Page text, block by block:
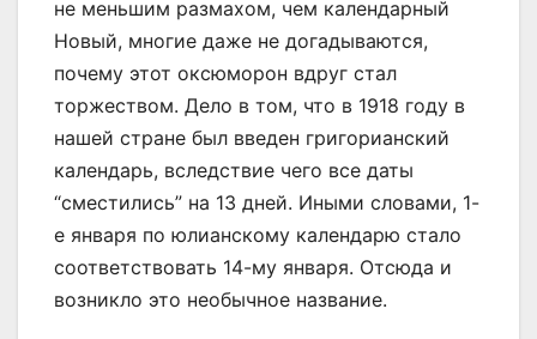
не меньшим размахом, чем календарный
Новый, многие даже не догадываются,
почему этот оксюморон вдруг стал
торжеством. Дело в том, что в 1918 году в
нашей стране был введен григорианский
календарь, вследствие чего все даты
“сместились” на 13 дней. Иными словами, 1-
е января по юлианскому календарю стало
соответствовать 14-му января. Отсюда и
возникло это необычное название.